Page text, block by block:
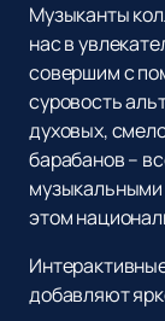
Музыканты
нас в
совершим с
суровость
духовых,
барабанов –
музыкальными
этом
добавляют